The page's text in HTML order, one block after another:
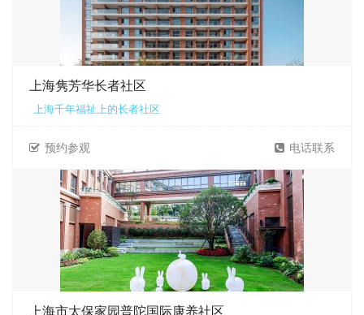
上海隽芳华长者社区
上海千年福祉上的长者社区
预约参观 电话联系
上海市太保家园普陀国际康养社区